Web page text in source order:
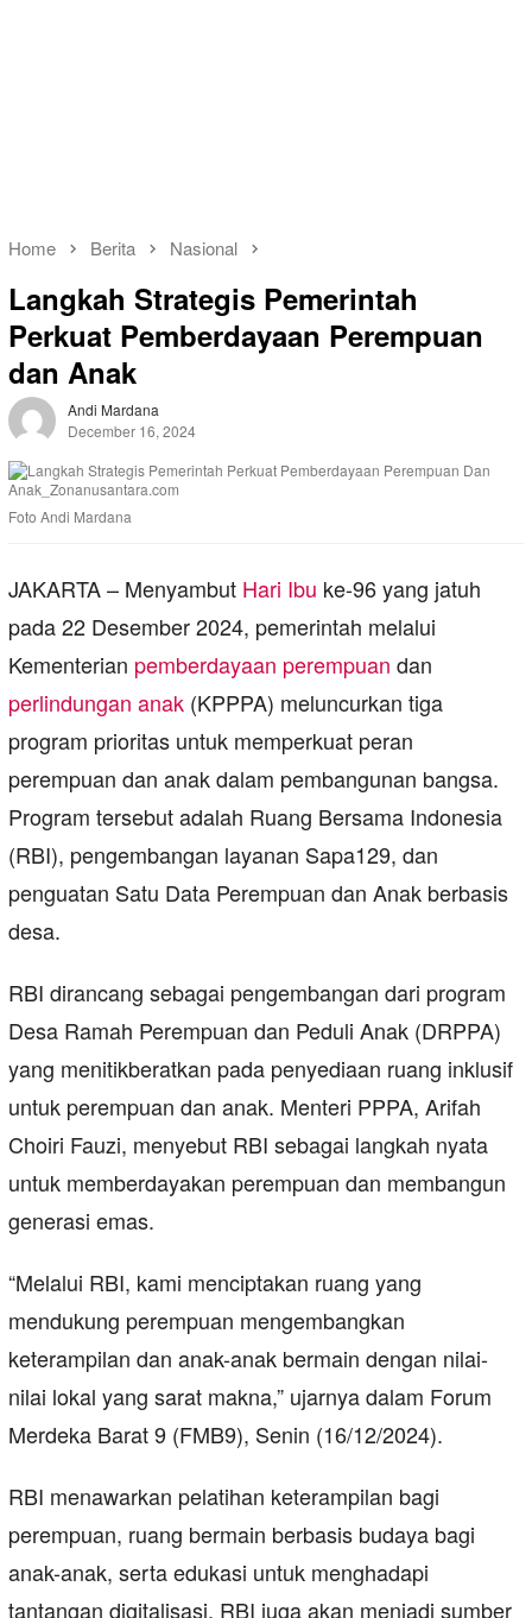
Home Berita Nasional
Langkah Strategis Pemerintah
Perkuat Pemberdayaan Perempuan
dan Anak
Andi Mardana
December 16, 2024
Foto Andi Mardana
JAKARTA – Menyambut Hari Ibu ke-96 yang jatuh
pada 22 Desember 2024, pemerintah melalui
Kementerian pemberdayaan perempuan dan
perlindungan anak (KPPPA) meluncurkan tiga
program prioritas untuk memperkuat peran
perempuan dan anak dalam pembangunan bangsa.
Program tersebut adalah Ruang Bersama Indonesia
(RBI), pengembangan layanan Sapa129, dan
penguatan Satu Data Perempuan dan Anak berbasis
desa.
RBI dirancang sebagai pengembangan dari program
Desa Ramah Perempuan dan Peduli Anak (DRPPA)
yang menitikberatkan pada penyediaan ruang inklusif
untuk perempuan dan anak. Menteri PPPA, Arifah
Choiri Fauzi, menyebut RBI sebagai langkah nyata
untuk memberdayakan perempuan dan membangun
generasi emas.
“Melalui RBI, kami menciptakan ruang yang
mendukung perempuan mengembangkan
keterampilan dan anak-anak bermain dengan nilai-
nilai lokal yang sarat makna,” ujarnya dalam Forum
Merdeka Barat 9 (FMB9), Senin (16/12/2024).
RBI menawarkan pelatihan keterampilan bagi
perempuan, ruang bermain berbasis budaya bagi
anak-anak, serta edukasi untuk menghadapi
tantangan digitalisasi. RBI juga akan menjadi sumber